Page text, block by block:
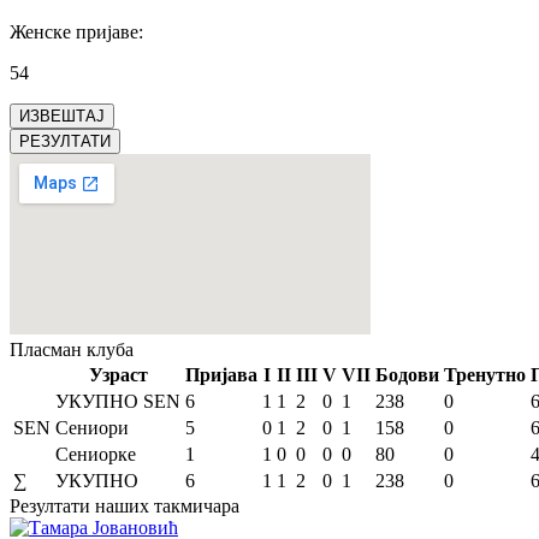
Женске пријаве:
54
ИЗВЕШТАЈ
РЕЗУЛТАТИ
Пласман клуба
Узраст
Пријава I II III V VII Бодови Тренутно
SEN
УКУПНО SEN 6 1 1 2 0 1 238 0
6
Сениори
5 0 1 2 0 1 158 0
6
Сениорке
1 1 0 0 0 0 80 0
4
∑
УКУПНО 6 1 1 2 0 1 238 0
6
Резултати наших такмичара